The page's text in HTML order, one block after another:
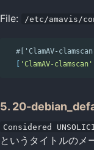
File: /etc/amavis/
#['ClamAV-
'ClamAV-clamscan'
5. 20-
Considered
というタイトルのメ